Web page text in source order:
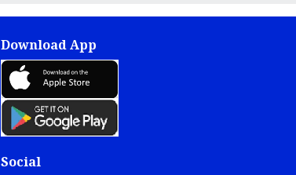
Download App
Social